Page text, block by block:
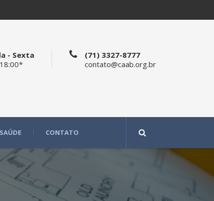
- Sexta
(71) 3327-8777
contato@caab.org.br
CONTATO